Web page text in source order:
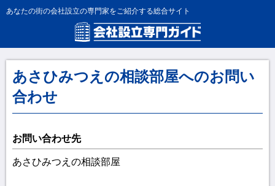
あなたの街の会社設立の専門家をご紹介する総合サイト
あさひみつえの相談部屋へのお問い
合わせ
お問い合わせ先
あさひみつえの相談部屋